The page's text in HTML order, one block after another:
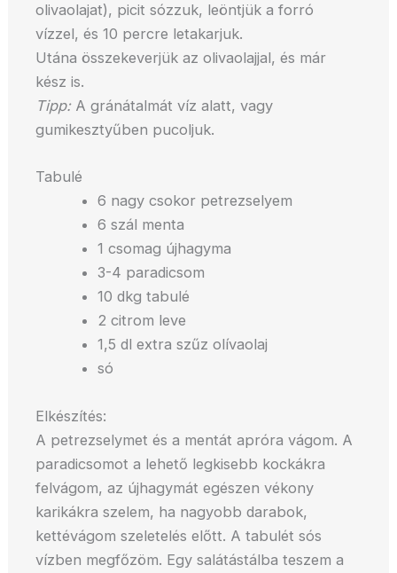
olivaolajat), picit sózzuk, leöntjük a forró
vízzel, és 10 percre letakarjuk.
Utána összekeverjük az olivaolajjal, és már
kész is.
Tipp:A gránátalmát víz alatt, vagy
gumikesztyűben pucoljuk.
Tabulé
6 nagy csokor petrezselyem
6 szál menta
1 csomag újhagyma
3-4 paradicsom
10 dkg tabulé
2 citrom leve
1,5 dl extra szűz olívaolaj
só
Elkészítés:
A petrezselymet és a mentát apróra vágom. A
paradicsomot a lehető legkisebb kockákra
felvágom, az újhagymát egészen vékony
karikákra szelem, ha nagyobb darabok,
kettévágom szeletelés előtt. A tabulét sós
vízben megfőzöm. Egy salátástálba teszem a